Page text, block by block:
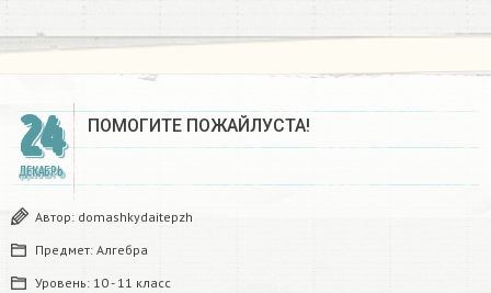
24
ДЕКАБРЬ
ПОМОГИТЕ ПОЖАЙЛУСТА!
Автор: domashkydaitepzh
Предмет: Алгебра
Уровень: 10 - 11 класс